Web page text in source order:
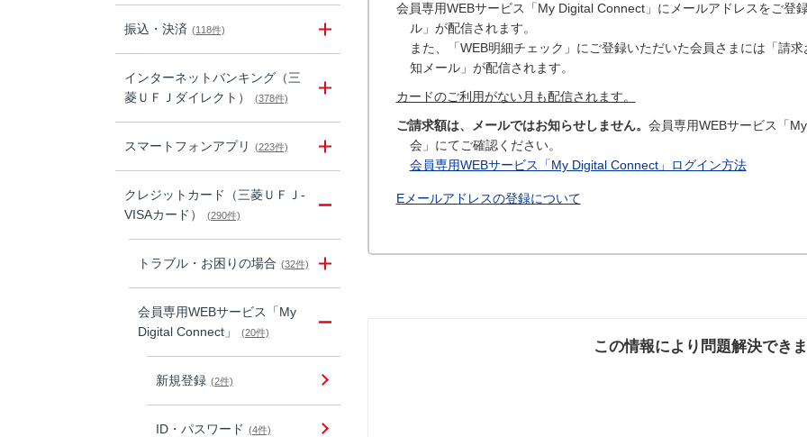
振込・決済 (118件)
インターネットバンキング（三
菱ＵＦＪダイレクト）
(378件)
スマートフォンアプリ (223件)
クレジットカード（三菱ＵＦＪ-
VISAカード）
(290件)
トラブル・お困りの場合 (32件)
会員専用WEBサービス「My
Digital Connect」
(20件)
新規登録 (2件)
ID・パスワード (4件)
会員専用WEBサービス「My Digital Connect」にメールアドレスをご登
ル」が配信されます。
また、「WEB明細チェック」にご登録いただいた会員さまには「請
知メール」が配信されます。
カードのご利用がない月も配信されます。
ご請求額は、メールではお知らせしません。 会員専用WEBサービス「
会」にてご確認ください。
会員専用WEBサービス「My Digital Connect」ログイン方法
Eメールアドレスの登録について
この情報により問題解決でき